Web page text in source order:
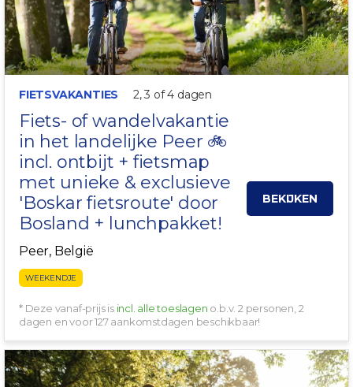
FIETSVAKANTIES 2, 3 of 4 dagen
Fiets- of wandelvakantie
in het landelijke Peer 🚲
incl. ontbijt + fietsmap
met unieke & exclusieve
'Boskar fietsroute' door
Bosland + lunchpakket!
Peer, België
WEEKENDJE
BEKIJKEN
* Deze vanaf-prijs is incl. alle toeslagen o.b.v. 2 personen, 2
dagen en voor 127 aankomstdagen beschikbaar!
PRACHTIGE OMGEVING!